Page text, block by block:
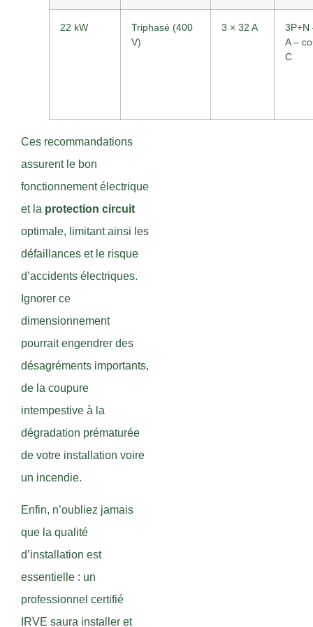
22 kW
Triphasé (400
V)
3 × 32 A
3P+N
A –
C
Ces recommandations
assurent le bon
fonctionnement électrique
et la protection circuit
optimale, limitant ainsi les
défaillances et le risque
d’accidents électriques.
Ignorer ce
dimensionnement
pourrait engendrer des
désagréments importants,
de la coupure
intempestive à la
dégradation prématurée
de votre installation voire
un incendie.
Enfin, n’oubliez jamais
que la qualité
d’installation est
essentielle : un
professionnel certifié
IRVE saura installer et